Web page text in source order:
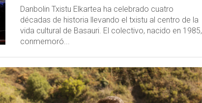
Danbolin Txistu Elkartea ha celebrado cuatro
décadas de historia llevando el txistu al centro de la
vida cultural de Basauri. El colectivo, nacido en 1985,
conmemoró...